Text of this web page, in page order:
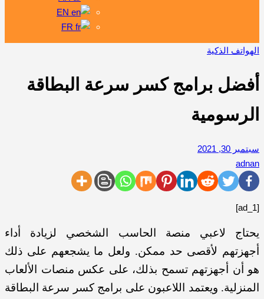
EN
FR
الهواتف الذكية
أفضل برامج كسر سرعة البطاقة
الرسومية
سبتمبر 30, 2021
adnan
[ad_1]
يحتاج لاعبي منصة الحاسب الشخصي لزيادة أداء
أجهزتهم لأقصى حد ممكن. ولعل ما يشجعهم على ذلك
هو أن أجهزتهم تسمح بذلك، على عكس منصات الألعاب
المنزلية. ويعتمد اللاعبون على برامج كسر سرعة البطاقة